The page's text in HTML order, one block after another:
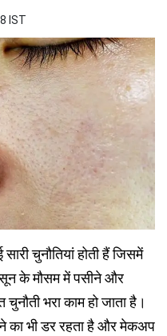
IST
चुनौतियां होती हैं जिसमें
के मौसम में पसीने और
भरा काम हो जाता है।
का भी डर रहता है और मेकअप